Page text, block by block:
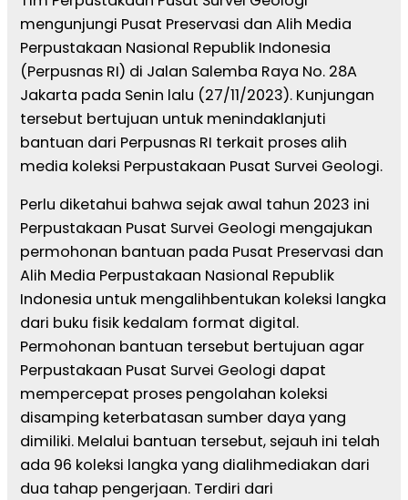
mengunjungi Pusat Preservasi dan Alih Media
Perpustakaan Nasional Republik Indonesia
(Perpusnas RI) di Jalan Salemba Raya No. 28A
Jakarta pada Senin lalu (27/11/2023). Kunjungan
tersebut bertujuan untuk menindaklanjuti
bantuan dari Perpusnas RI terkait proses alih
media koleksi Perpustakaan Pusat Survei Geologi.
Perlu diketahui bahwa sejak awal tahun 2023 ini
Perpustakaan Pusat Survei Geologi mengajukan
permohonan bantuan pada Pusat Preservasi dan
Alih Media Perpustakaan Nasional Republik
Indonesia untuk mengalihbentukan koleksi langka
dari buku fisik kedalam format digital.
Permohonan bantuan tersebut bertujuan agar
Perpustakaan Pusat Survei Geologi dapat
mempercepat proses pengolahan koleksi
disamping keterbatasan sumber daya yang
dimiliki. Melalui bantuan tersebut, sejauh ini telah
ada 96 koleksi langka yang dialihmediakan dari
dua tahap pengerjaan. Terdiri dari